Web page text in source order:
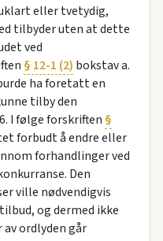
eller tvetydig,
tilbyder uten at dette
ved
§ 12-1 (2) bokstav a.
ha foretatt en
tilby den
I følge forskriften §
forbudt å endre eller
forhandlinger ved
Den
ville nødvendigvis
og dermed ikke
ordlyden går